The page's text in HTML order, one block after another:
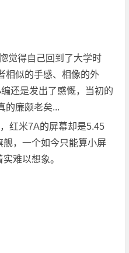
觉得自己回到了大学时
相似的手感、相像的外
还是发出了感慨，当初的
的廉颇老矣...
红米7A的屏幕却是5.45
，一个如今只能算小屏
难以想象。